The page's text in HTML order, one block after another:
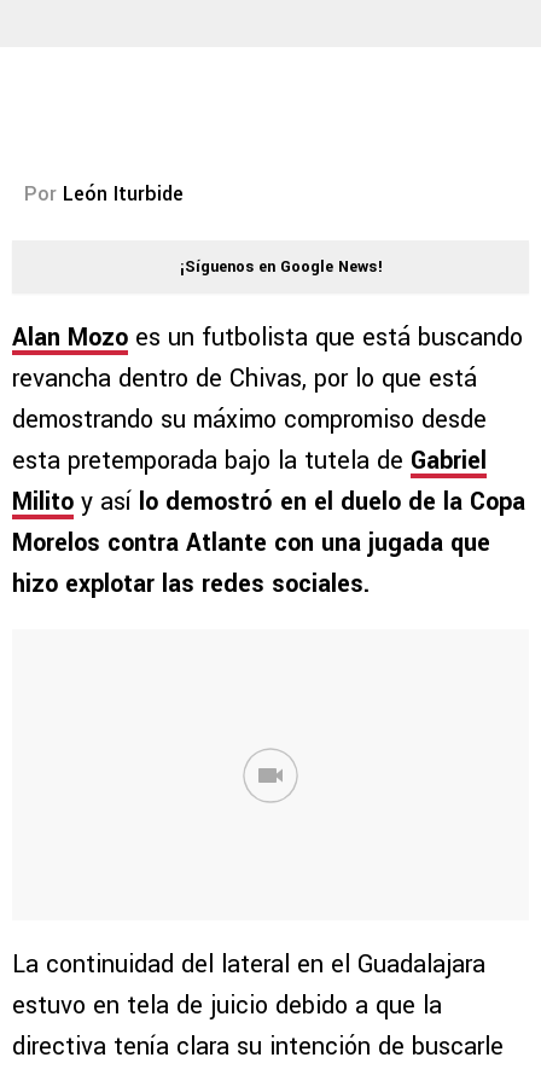
Por León Iturbide
¡Síguenos en Google News!
Alan Mozo es un futbolista que está buscando
revancha dentro de Chivas, por lo que está
demostrando su máximo compromiso desde
esta pretemporada bajo la tutela de Gabriel
Milito y así lo demostró en el duelo de la Copa
Morelos contra Atlante con una jugada que
hizo explotar las redes sociales.
La continuidad del lateral en el Guadalajara
estuvo en tela de juicio debido a que la
directiva tenía clara su intención de buscarle